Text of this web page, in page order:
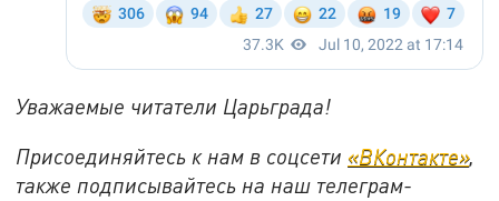
Уважаемые читатели Царьграда!
Присоединяйтесь к нам в соцсети «ВКонтакте»,
также подписывайтесь на наш телеграм-